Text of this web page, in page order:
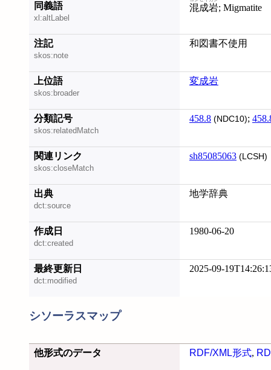
同義語
xl:altLabel
混成岩 ; Migmatite
注記
skos:note
和図書不使用
上位語
skos:broader
変成岩
分類記号
skos:relatedMatch
458.8 (NDC10);
関連リンク
skos:closeMatch
sh85085063 (LCSH)
出典
dct:source
地学辞典
作成日
dct:created
1980-06-20
最終更新日
dct:modified
2025-09-
シソーラスマップ
他形式のデータ RDF/XML形式,